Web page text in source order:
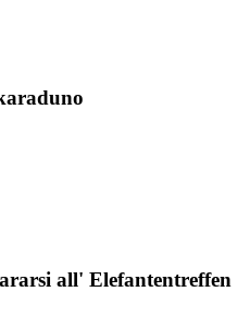
all' Elefantentreffen